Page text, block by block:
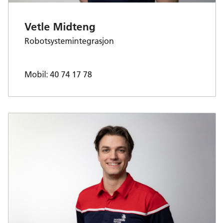
Vetle Midteng
Robotsystemintegrasjon
Mobil: 40 74 17 78